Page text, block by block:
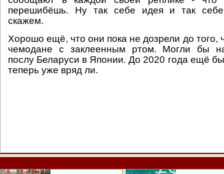
перешибёшь. Ну так себе идея и так
скажем.
Хорошо ещё, что они пока не дозрели до того,
чемодане с заклеенным ртом. Могли бы
послу Беларуси в Японии. До 2020 года ещё бы
теперь уже вряд ли.